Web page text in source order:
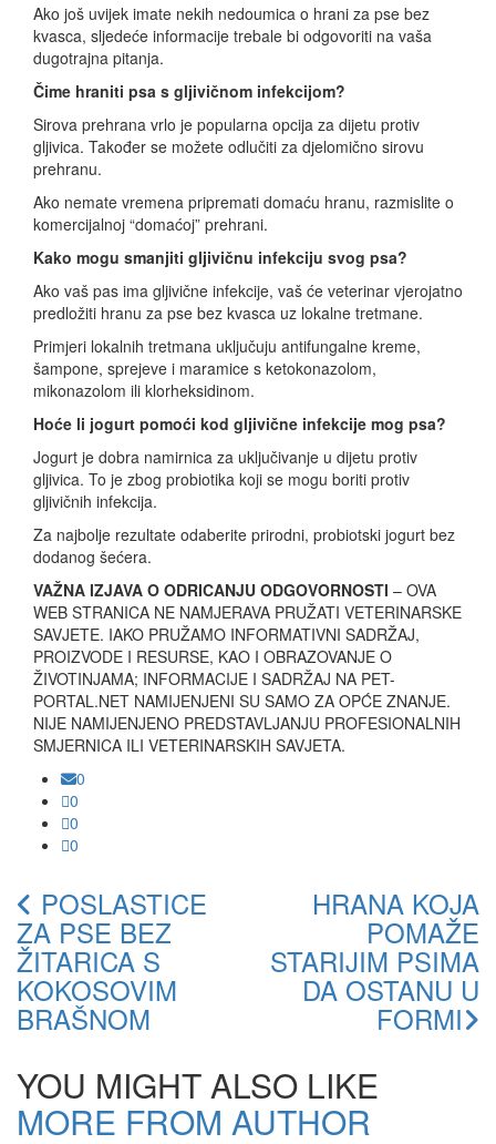
Ako još uvijek imate nekih nedoumica o hrani za pse bez
kvasca, sljedeće informacije trebale bi odgovoriti na vaša
dugotrajna pitanja.
Čime hraniti psa s gljivičnom infekcijom?
Sirova prehrana vrlo je popularna opcija za dijetu protiv
gljivica. Također se možete odlučiti za djelomično sirovu
prehranu.
Ako nemate vremena pripremati domaću hranu, razmislite o
komercijalnoj “domaćoj” prehrani.
Kako mogu smanjiti gljivičnu infekciju svog psa?
Ako vaš pas ima gljivične infekcije, vaš će veterinar vjerojatno
predložiti hranu za pse bez kvasca uz lokalne tretmane.
Primjeri lokalnih tretmana uključuju antifungalne kreme,
šampone, sprejeve i maramice s ketokonazolom,
mikonazolom ili klorheksidinom.
Hoće li jogurt pomoći kod gljivične infekcije mog psa?
Jogurt je dobra namirnica za uključivanje u dijetu protiv
gljivica. To je zbog probiotika koji se mogu boriti protiv
gljivičnih infekcija.
Za najbolje rezultate odaberite prirodni, probiotski jogurt bez
dodanog šećera.
VAŽNA IZJAVA O ODRICANJU ODGOVORNOSTI – OVA
WEB STRANICA NE NAMJERAVA PRUŽATI VETERINARSKE
SAVJETE. IAKO PRUŽAMO INFORMATIVNI SADRŽAJ,
PROIZVODE I RESURSE, KAO I OBRAZOVANJE O
ŽIVOTINJAMA; INFORMACIJE I SADRŽAJ NA PET-
PORTAL.NET NAMIJENJENI SU SAMO ZA OPĆE ZNANJE.
NIJE NAMIJENJENO PREDSTAVLJANJU PROFESIONALNIH
SMJERNICA ILI VETERINARSKIH SAVJETA.
0
0
0
0
POSLASTICE
ZA PSE BEZ
ŽITARICA S
KOKOSOVIM
BRAŠNOM
HRANA KOJA
POMAŽE
STARIJIM PSIMA
DA OSTANU U
FORMI
YOU MIGHT ALSO LIKE
MORE FROM AUTHOR